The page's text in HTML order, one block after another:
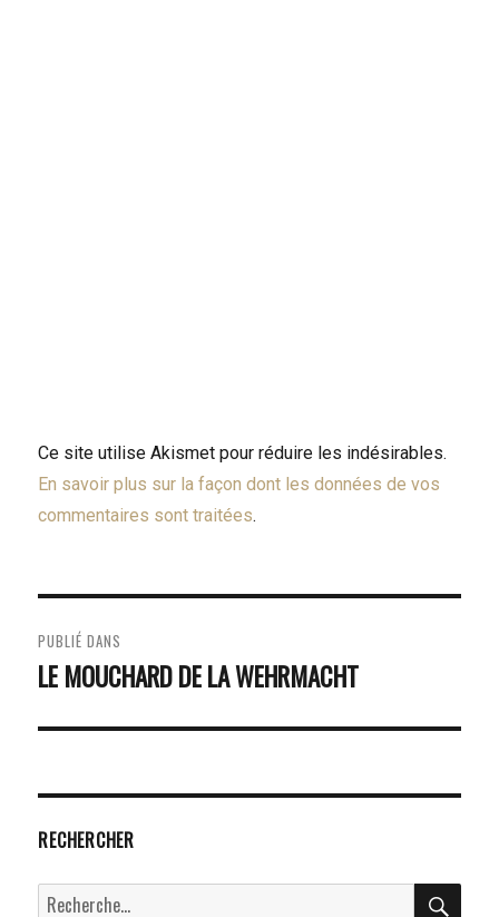
Ce site utilise Akismet pour réduire les indésirables.
En savoir plus sur la façon dont les données de vos
commentaires sont traitées.
NAVIGATION
DE
PUBLIÉ DANS
LE MOUCHARD DE LA WEHRMACHT
RECHERCHER
Recherche